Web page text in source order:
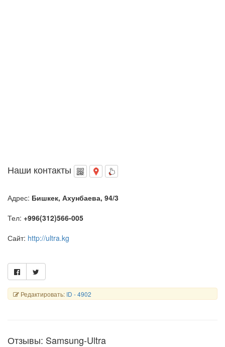
Наши контакты
Адрес: Бишкек, Ахунбаева, 94/3
Тел: +996(312)566-005
Сайт: http://ultra.kg
Редактировать: ID - 4902
Отзывы: Samsung-Ultra